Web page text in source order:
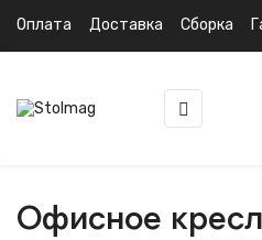
Оплата Доставка Сборка
Toggle
☰
Офисное